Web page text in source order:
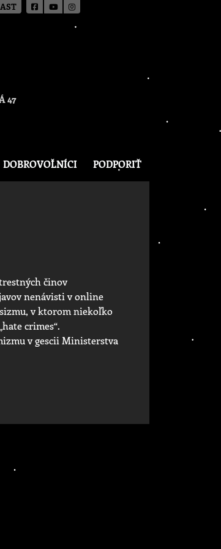
47
DOBROVOĽNÍCI PODPORIŤ
činov
nenávisti v online
v ktorom niekoľko
crimes“.
v gescii Ministerstva